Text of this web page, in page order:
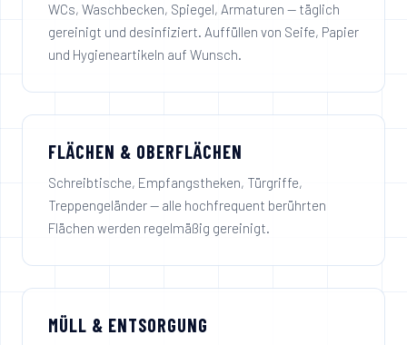
WCs, Waschbecken, Spiegel, Armaturen — täglich
gereinigt und desinfiziert. Auffüllen von Seife, Papier
und Hygieneartikeln auf Wunsch.
FLÄCHEN & OBERFLÄCHEN
Schreibtische, Empfangstheken, Türgriffe,
Treppengeländer — alle hochfrequent berührten
Flächen werden regelmäßig gereinigt.
MÜLL & ENTSORGUNG